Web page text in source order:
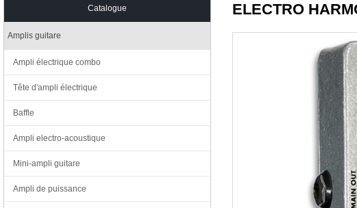
ELECTRO
Catalogue
Amplis guitare
Ampli électrique combo
Tête d'ampli électrique
Baffle
Ampli electro-acoustique
Mini-ampli guitare
Ampli de puissance